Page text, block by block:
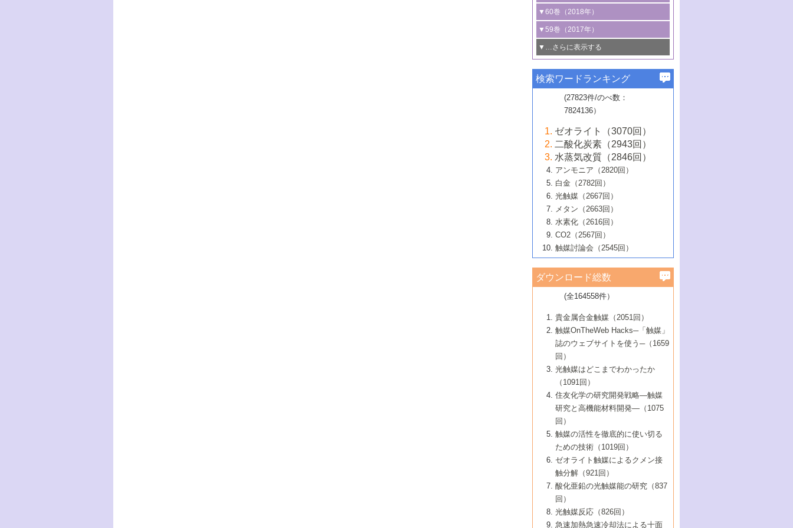
る非貴金属触媒の研究動向
5号 ゼオライトの合成と応用における研
究動向
6号 ヘテロ接合界面
B号 第135回触媒討論会（2025年）
線を利用した触媒解析技術の最先端
5号 単原子触媒
6号 参照触媒委員会からのお知らせ
B号 第133回触媒討論会（2023年）
4号 格子酸素・格子酸素欠陥を利用した
触媒反応
5号 生体触媒によるエネルギー変換反応
6号 窒素とリンの循環のための触媒・機
能性材料
3号 CO の排出削減および有効活用のた
めの触媒技術
4号 若手による情報発信企画～とびたて
若き触媒の研究者たち～（1）
若き触媒の研究者たち～（2）
6号 石油のノーブル・ユースを志向した
触媒技術
大学：オンライン・対面開催）
3号 特殊反応場を利用した触媒的分子変
換反応
4号 多孔質材料を用いた触媒の新展開
5号 情報学的手法を用いた触媒開発
6号 カーボンニュートラルに向けた電解
技術
B号 第127回触媒討論会（2021年・オン
ライン開催(Zoom)のみ）
タリゼーション
2号 機能化学品製造に資するクリーンな
触媒的酸化反応
3号 水処理のための触媒化学
4号 光触媒を用いた水分解の最新の研究
動向
5号 次世代の触媒プロセスを支えるマイ
6号 メタン転換技術の最新動向
B号 第125回触媒討論会（2020年・工学
院大学）
1号 物質移動制御に着目した触媒プロセ
ス開発
2号 CO2 フリー水素サプライチェーンに
関わる触媒開発動向
3号 精密高分子合成に関する最近の研究
動向
4号 バイオマス化成品製造のための触媒
5号 固体触媒による含窒素有機化合物変
換の最前線
6号 貴金属使用量低減に向けた自動車排
ガス浄化触媒の開発
B号 第123回触媒討論会（2019年・大阪
▼60巻（2018年）
1号 固体酸触媒の最新の研究動向
2号 二酸化炭素からの有用化学品合成
3号 ナノ粒子・クラスター触媒の最前線
4号 60周年記念企画
5号 進化するゼオライト合成技術
6号 非貴金属系触媒における電気化学的
B号 第121回触媒討論会（2018年・東京
大学）
▼59巻（2017年）
1号 いたるところに，触媒
最先端技術
3号 無機分離膜材料の開発と触媒反応プ
ロセスへの適用
5号 水素のふるまいを解き明かす最先端
研究
6号 低級アルカンの有効利用のための触
媒技術
B号 第119回触媒討論会（2017年・首都
大学東京）
▼…さらに表示する
1号 ユニークな構造の高分子を生み出す触
2号 リグニンからの化成品製造に向けた触
媒技術
3号 触媒研究の最先端～とびたて若き研究
者たち～（1）
4号 触媒研究の最先端～とびたて若き研究
者たち～（2）
5号 触媒研究の最先端～とびたて若き研究
者たち～（3）
6号 イオニクス材料と燃料電池・電解合成
の最新の研究動向
B号 第117回触媒討論会（2016年・大阪府
立大学）
▼57巻（2015年）
1号 水素キャリアにかかわる触媒技術の新
2号 石油精製用触媒の最近の進展
3号 固体酸化物形燃料電池（SOFC）におけ
るアノード触媒上での燃料直接改質技術
4号 コアシェル構造の制御による触媒機能
5号 工業触媒およびその周辺技術の最近の
進歩
6号 ナノシート
B号 第115回触媒討論会（2015年・成蹊大
▼56巻（2014年）
2号 光触媒反応機構に関する最新の研究動
向
開発動向
4号 人工光合成に向けた近年のアプローチ
5号 未利用熱エネルギーの有効活用に貢献
する触媒技術
6号 ポリオキソメタレート
B号 第113回触媒討論会（2014年・ロワジ
ールホテル豊橋）
1号 高耐久性燃料電池システム用触媒にお
ける新展開
2号 リビングラジカル重合の最近の動向
3号 天然ガスの化学工業的展開に関する触
媒技術
4号 貴金属触媒の精密構造制御とその活用
5号 バイオマス化成品製造のための固体触
6号 ナノ空間─吸着状態解析から新機能開拓
B号 第111回触媒討論会（2013年・関西大
▼54巻（2012年）
1号 規則性多孔体の利用技術における最近
の進歩
2号 第109回触媒討論会
3号 貴金属低減技術の最新動向
4号 貴金属代替技術の最新動向
5号 光触媒による物質変換反応の新展開
6号 グラフェン
7号 水素を利用する化成品合成の新潮流
▼53巻（2011年）
1号 金属学から見る合金触媒の新展開
2号 第107回触媒討論会
3号 触媒のその場観察法の進歩（１）
4号 触媒のその場観察法の進歩（２）
5号 不活性結合の触媒的活性化による有機
合成
6号 新しい固体酸触媒技術
7号 ゼオライト合成における最近の進歩
▼52巻（2010年）
1号 触媒の劣化対策と長寿命触媒開発
2号 第105回触媒討論会
3号 ナノ構造が拓く新機能
4号 活性サイトおよびその環境の精密な設
計による触媒の高機能化
5号 触媒を有効に使うための技術
7号 有機分子触媒による精密有機合成
8号 高機能化ポリオレフィンに向けた重合
触媒の最近の進展
1号 炭素材料－熱い注目を集める材料－
2号 第103回触媒討論会
3号 環境浄化用光触媒の現状と課題
4号 水素社会の実現に向けた水素製造・貯
蔵技術の進歩
5号 CO2が関わる触媒・材料
7号 持続可能社会実現のための触媒および
触媒関連技術
▼50巻（2008年）
1号 触媒化学と学会のこの10年，半世紀，
そして未来
2号 第101回触媒討論会
4号 錯体を利用したユニークな表面構造の
構築と機能
5号 若手会員による触媒研究の未来展望1：
企業編
6号 第102回触媒討論会
7号 触媒・化学反応における計算化学の進
8号 若手研究者による触媒研究の未来展望
2：大学・研究所編
▼49巻（2007年）
1号 含フッ素化合物の合成と触媒
2号 第99回触媒討論会
3号 実用的ファインケミカル合成プロセス
を実現する触媒
5号 こんな物質，あんな物質―新たな触媒
の可能性―
7号 『結晶の化学』を活かした触媒研究
8号 イオン液体の応用
▼48巻（2006年）
1号 固体酸触媒の最近の進歩
2号 第97回触媒討論会
3号 リビング重合触媒の最近の展開
5号 水素製造・貯蔵のための触媒技術の新
しい展開
6号 第98回触媒討論会
7号 基礎化学品製造の触媒技術
8号 多機能型リアクター
1号 最近の触媒担体とその効果
2号 第95回触媒討論会
4号 水分解用光触媒材料
5号 時間分解分光の進歩と応用
6号 第96回触媒討論会
8号 超臨界流体を用いた化学プロセスの新
▼46巻（2004年）
1号 部分酸化反応触媒の最前線
2号 第93回触媒討論会
3号 特殊エネルギー場の触媒反応
4号 生体内における金属の触媒作用
5号 ファインケミカルズの展開に寄与する
6号 第94回触媒討論会
7号 サブナノレベルでみた新しい表面現象
8号 オレフィン重合触媒の新たな展
▼45巻（2003年）
1号 なぜこの触媒が良いのか？
2号 第91回触媒討論会
3号 最近の自動車排ガス処理技術
4号 触媒研究の現状と将来─第90回触媒討論
5号 基礎化学品製造の触媒技術
6号 第92回触媒討論会
7号 基礎化学品製造の触媒技術
8号 資源の循環と触媒技術
▼44巻（2002年）
1号 高次制御された触媒の化学
2号 第89回触媒討論会
3号 触媒を利用した電気化学の新展開
4号 ナノ材料の調製と機能化
5号 こんな触媒が欲しい
6号 第90回触媒討論会
7号 触媒研究と学術雑誌/情報
8号 若い世代からみた触媒化学の現状と未
▼43巻（2001年）
1号 グリーンケミストリーと触媒
2号 第87回触媒討論会特集号
3号 生体触媒とバイオプロセス
4号 水素製造・利用の触媒化学
5号 触媒研究における新しい切り口：コン
ビナトリアルケミストリー
6号 第88回触媒討論会特集号
7号 企業における触媒研究のブレークスル
8号 この材料を触媒として使ってみません
▼42巻（2000年）
1号 触媒反応工学の明日を拓く
2号 第85回触媒討論会
3号 反応ダイナミクス
5号 触媒のおもしろさをどのように伝える
6号 第86回触媒討論会
7号 水素化精製触媒の新しい展開
8号 新しい反応性と機能性を目指した金属
クラスタ-化学
▼41巻（1999年）
1号 孔、穴、あな?-特異な空間とその利用-
2号 第83回触媒討論会
3号 均一系触媒反応最前線
4号 実用炭素材料の新展開
5号 研究の方法論を考える
7号 機能性金属材料と触媒
8号 触媒研究へのNMRの応用と展望
▼40巻（1998年）
進展と21世紀への提言/創立40周年記念・触
媒学会この10年の歩みとこれから/創立40周
2号 第81回触媒討論会
3号 計算機触媒化学へのさそい
4号 触媒劣化の制御と予測
5号 最新の実用プロセスと触媒
6号 第82回触媒討論会
1号 均一系と不均一系触媒反応-その特徴と
接点
2号 第79回触媒討論会
3号 最新NO除去触媒の実用化研究
4号 新しい反応場を目指した触媒調製
5号 反応・分離技術の新しい展開
6号 第80回触媒討論会
▼38巻（1996年）
1号 触媒の構造と触媒作用/C1化学を中心と
する21世紀への触媒
3号 オリンピックメダル:金・銀・銅はどん
な触媒作用を示すか
4号 触媒作用における機能の複合化
▼37巻（1995年）
1号 ファインケミカルズと固体触媒
2号 第75回触媒討論会
3号 希土類を利用した触媒
4号 触媒とリサイクル
5号 エネルギー変換触媒
▼36巻（1994年）
1号 電気化学と触媒
2号 第73回触媒討論会
3号 C4化学の展開
4号 《通常号》
▼35巻（1993年）
1号 工業触媒開発マニュアル―探索から工
業化まで
2号 第71回触媒討論会
▼34巻（1992年）
1号 インパクトを与えたこの研究
2号 第69回触媒討論会
▼33巻（1991年）
1号 触媒プロセス開発マニュアル―探索か
▼32巻（1990年）
検索ワードランキング
(27823件/のべ数：
7824136）
ゼオライト（3070回）
二酸化炭素（2943回）
水蒸気改質（2846回）
アンモニア（2820回）
白金（2782回）
光触媒（2667回）
メタン（2663回）
水素化（2616回）
CO2（2567回）
触媒討論会（2545回）
ダウンロード総数
(全164558件）
貴金属合金触媒（2051回）
触媒OnTheWeb Hacks─「触媒」
誌のウェブサイトを使う─（1659
回）
光触媒はどこまでわかったか
（1091回）
住友化学の研究開発戦略―触媒
研究と高機能材料開発―（1075
回）
触媒の活性を徹底的に使い切る
ための技術（1019回）
ゼオライト触媒によるクメン接
触分解（921回）
酸化亜鉛の光触媒能の研究（837
回）
光触媒反応（826回）
急速加熱急速冷却法による十面